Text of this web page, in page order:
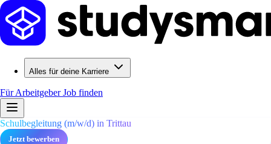
Alles für deine Karriere
Für ArbeitgeberJob finden
Schulbegleitung (m/w/d) in Trittau
Jetzt bewerben